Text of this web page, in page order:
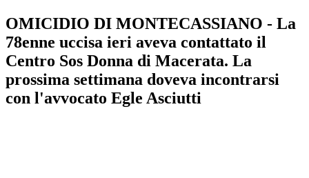
OMICIDIO DI MONTECASSIANO - La
78enne uccisa ieri aveva contattato il
Centro Sos Donna di Macerata. La
prossima settimana doveva incontrarsi
con l'avvocato Egle Asciutti